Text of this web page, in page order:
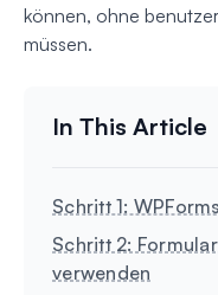
können, ohne
müssen.
Schritt 1:
Schritt 2:
verwenden